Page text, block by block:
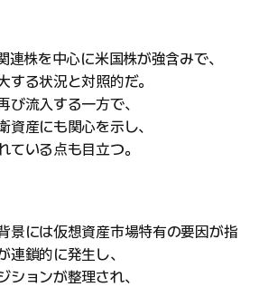
連株を中心に米国株が強含みで、
する状況と対照的だ。
び流入する一方で、
資産にも関心を示し、
ている点も目立つ。
景には仮想資産市場特有の要因が指
連鎖的に発生し、
ションが整理され、